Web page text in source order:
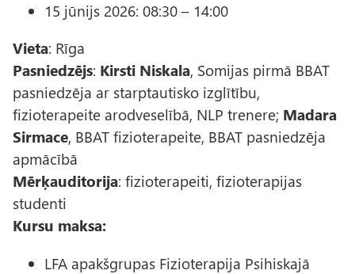
15 jūnijs 2026: 08:30 – 14:00
Vieta: Rīga
Pasniedzējs: Kirsti Niskala, Somijas pirmā BBAT
pasniedzēja ar starptautisko izglītību,
fizioterapeite arodveselībā, NLP trenere; Madara
Sirmace, BBAT fizioterapeite, BBAT pasniedzēja
apmācībā
Mērķauditorija: fizioterapeiti, fizioterapijas
studenti
Kursu maksa:
LFA apakšgrupas Fizioterapija Psihiskajā